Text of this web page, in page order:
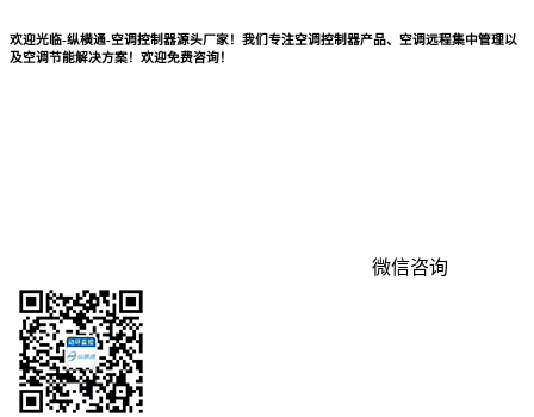
欢迎光临-纵横通-空调控制器源头厂家！我们专注空调控制器产品、空调远程集中管理以
及空调节能解决方案！欢迎免费咨询！
微信咨询